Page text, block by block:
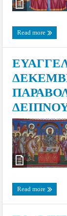
Read more
Read more